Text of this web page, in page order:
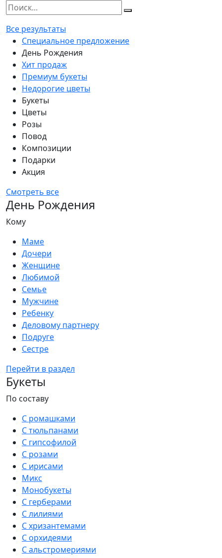
Все результаты
Специальное предложение
День Рождения
Хит продаж
Премиум букеты
Недорогие цветы
Букеты
Цветы
Розы
Повод
Композиции
Подарки
Акция
Смотреть все
День Рождения
Кому
Маме
Дочери
Женщине
Любимой
Семье
Мужчине
Ребенку
Деловому партнеру
Подруге
Сестре
Перейти в раздел
Букеты
По составу
С ромашками
С тюльпанами
С гипсофилой
С розами
С ирисами
Микс
Монобукеты
С герберами
С лилиями
С хризантемами
С орхидеями
С альстромериями